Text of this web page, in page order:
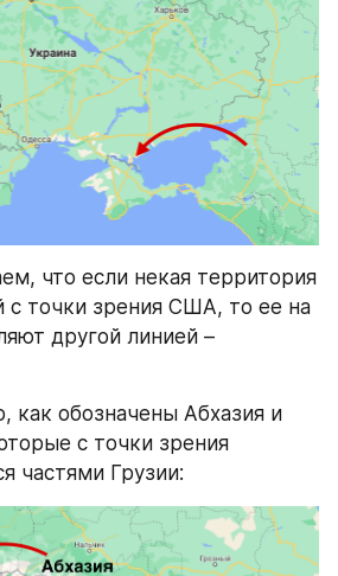
что если некая территория
с точки зрения США, то ее на
как обозначены Абхазия и
с точки зрения
частями Грузии: